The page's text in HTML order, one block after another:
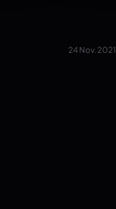
24 Nov. 2021